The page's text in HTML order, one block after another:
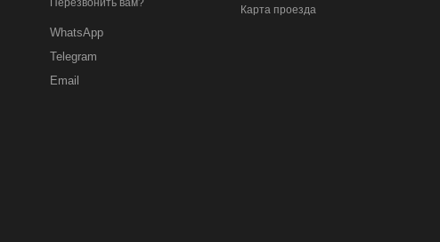
Перезвонить вам?
WhatsApp
Telegram
Email
Карта проезда